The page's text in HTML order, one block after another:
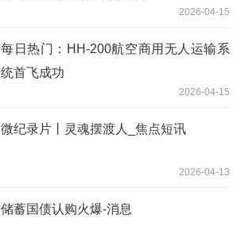
2026-04-15
每日热门：HH-200航空商用无人运输系
统首飞成功
2026-04-15
微纪录片丨灵魂摆渡人_焦点短讯
2026-04-13
储蓄国债认购火爆-消息